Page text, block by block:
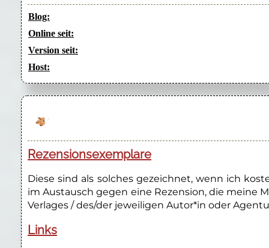
Blog:
Online seit:
Version seit:
Host:
Rezensionsexemplare
Diese sind als solches gezeichnet, wenn ich
im Austausch gegen eine Rezension, die meine
Verlages / des/der jeweiligen Autor*in oder
Links